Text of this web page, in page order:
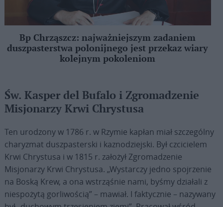
Bp Chrząszcz: najważniejszym zadaniem
duszpasterstwa polonijnego jest przekaz wiary
kolejnym pokoleniom
Św. Kasper del Bufalo i Zgromadzenie
Misjonarzy Krwi Chrystusa
Ten urodzony w 1786 r. w Rzymie kapłan miał szczególny
charyzmat duszpasterski i kaznodziejski. Był czcicielem
Krwi Chrystusa i w 1815 r. założył Zgromadzenie
Misjonarzy Krwi Chrystusa. „Wystarczy jedno spojrzenie
na Boską Krew, a ona wstrząśnie nami, byśmy działali z
niespożytą gorliwością” – mawiał. I faktycznie – nazywany